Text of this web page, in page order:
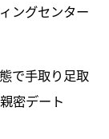
ングセンター
で手取り足取
密デート